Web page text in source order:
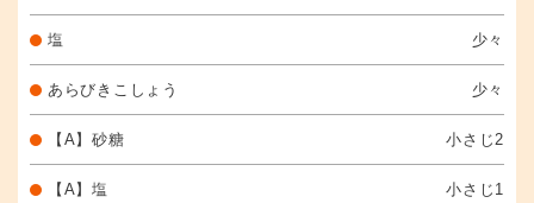
塩 少々
あらびきこしょう 少々
【A】砂糖 小さじ2
【A】塩 小さじ1